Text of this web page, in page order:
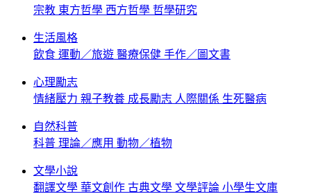
宗教 東方哲學 西方哲學 哲學研究
生活風格
飲食 運動／旅遊 醫療保健 手作／圖文書
心理勵志
情緒壓力 親子教養 成長勵志 人際關係 生死醫病
自然科普
科普 理論／應用 動物／植物
文學小說
翻譯文學 華文創作 古典文學 文學評論 小學生文庫